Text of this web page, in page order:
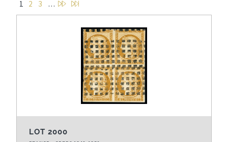
1
2 3 …
P
a
t
D
e
r
n
è
e
LOT 2000